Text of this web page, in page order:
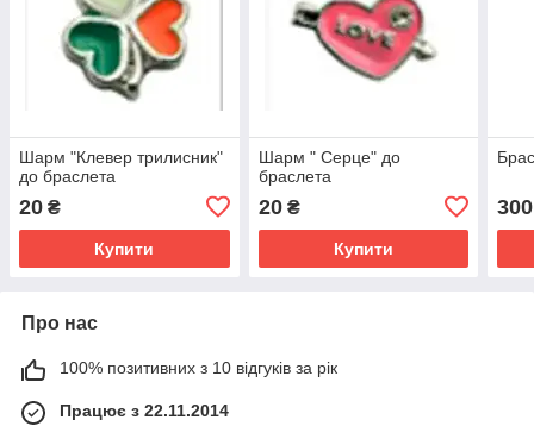
Шарм "Клевер трилисник"
до браслета
20 ₴
Купити
Шарм " Серце" до
браслета
20₴
Купити
300
Про нас
100% позитивних з 10 відгуків за рік
Працює з 22.11.2014